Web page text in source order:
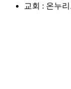
교회 : 온누